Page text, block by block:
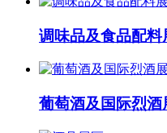
调味品及食品配料
葡萄酒及国际烈酒